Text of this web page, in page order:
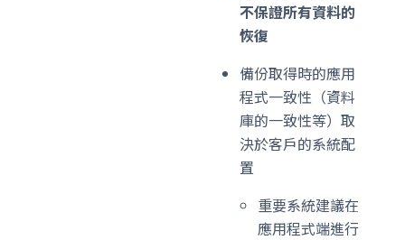
不保證所有資料的
恢復
備份取得時的應用
程式一致性（資料
庫的一致性等）取
決於客戶的系統配
置
重要系統建議在
應用程式端進行